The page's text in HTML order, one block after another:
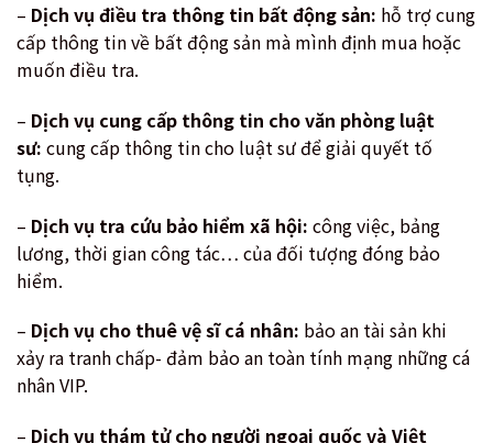
– Dịch vụ điều tra thông tin bất động sản: hỗ trợ cung
cấp thông tin về bất động sản mà mình định mua hoặc
muốn điều tra.
– Dịch vụ cung cấp thông tin cho văn phòng luật
sư: cung cấp thông tin cho luật sư để giải quyết tố
tụng.
– Dịch vụ tra cứu bảo hiểm xã hội: công việc, bảng
lương, thời gian công tác… của đối tượng đóng bảo
hiểm.
– Dịch vụ cho thuê vệ sĩ cá nhân: bảo an tài sản khi
xảy ra tranh chấp- đảm bảo an toàn tính mạng những cá
nhân VIP.
– Dịch vụ thám tử cho người ngoại quốc và Việt